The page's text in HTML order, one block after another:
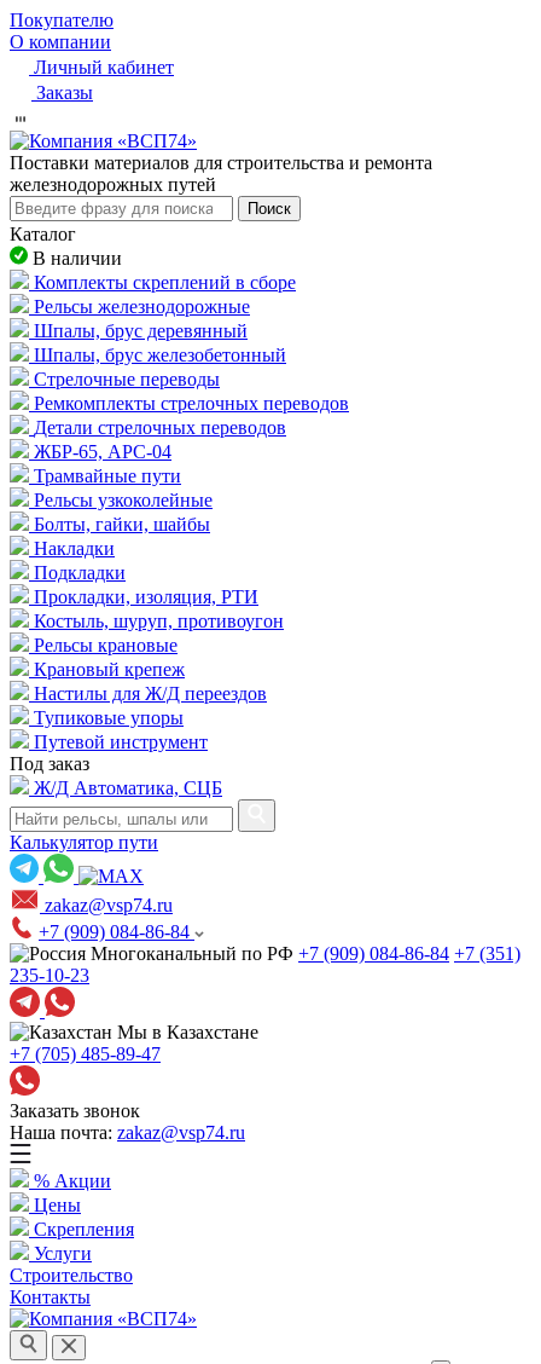
Покупателю
О компании
Личный кабинет
Заказы
Пocтaвки мaтepиaлoв для cтpoитeльcтвa и peмoнтa
жeлeзнoдopoжныx путeй
Поиск
Каталог
В наличии
Комплекты скреплений в сборе
Рельсы железнодорожные
Шпалы, брус деревянный
Шпалы, брус железобетонный
Стрелочные переводы
Ремкомплекты стрелочных переводов
Детали стрелочных переводов
ЖБР-65, АРС-04
Трамвайные пути
Рельсы узкоколейные
Болты, гайки, шайбы
Накладки
Подкладки
Прокладки, изоляция, РТИ
Костыль, шуруп, противоугон
Рельсы крановые
Крановый крепеж
Настилы для Ж/Д переездов
Тупиковые упоры
Путевой инструмент
Под заказ
Ж/Д Автоматика, СЦБ
Калькулятор пути
zakaz@vsp74.ru
+7 (909) 084-86-84
Многоканальный по РФ +7 (909) 084-86-84 +7 (351)
235-10-23
Мы в Казахстане
+7 (705) 485-89-47
Заказать звонок
Наша почта: zakaz@vsp74.ru
% Акции
Цены
Скрепления
Услуги
Строительство
Контакты